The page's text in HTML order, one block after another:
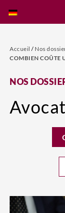
Accueil / Nos
COMBIEN COÛTE
NOS